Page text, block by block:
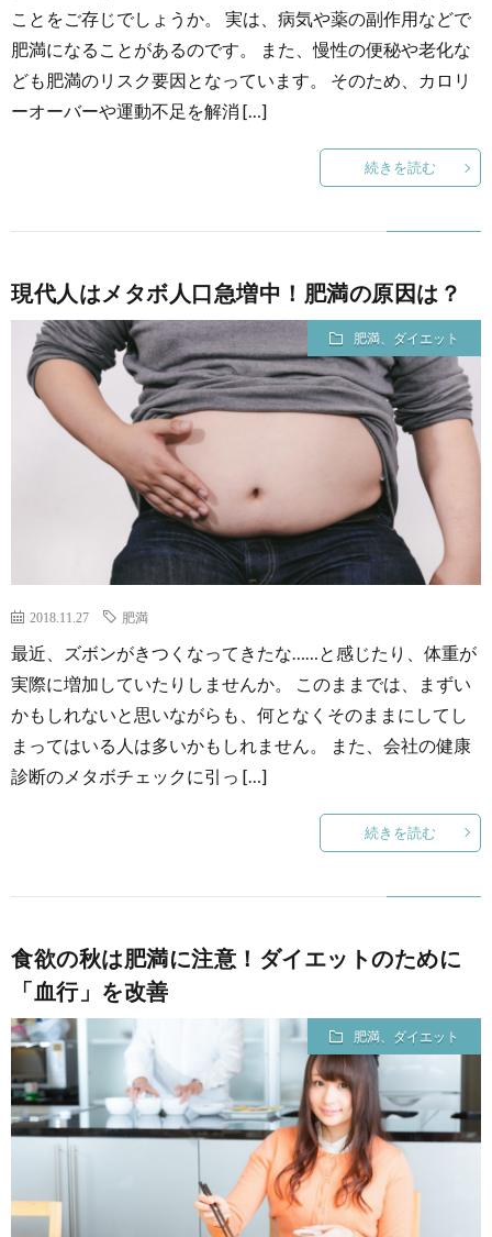
ことをご存じでしょうか。 実は、病気や薬の副作用などで
肥満になることがあるのです。 また、慢性の便秘や老化な
ども肥満のリスク要因となっています。 そのため、カロリ
ーオーバーや運動不足を解消 […]
続きを読む
現代人はメタボ人口急増中！肥満の原因は？
肥満、ダイエット
2018.11.27 肥満
最近、ズボンがきつくなってきたな……と感じたり、体重が
実際に増加していたりしませんか。 このままでは、まずい
かもしれないと思いながらも、何となくそのままにしてし
まってはいる人は多いかもしれません。 また、会社の健康
診断のメタボチェックに引っ […]
続きを読む
食欲の秋は肥満に注意！ダイエットのために
「血行」を改善
肥満、ダイエット